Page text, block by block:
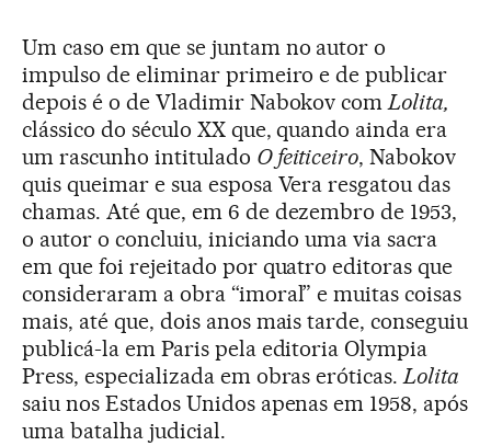
Um caso em que se juntam no autor o
impulso de eliminar primeiro e de publicar
depois é o de Vladimir Nabokov comLolita,
clássico do século XX que, quando ainda era
um rascunho intitulado O feiticeiro, Nabokov
quis queimar e sua esposa Vera resgatou das
chamas. Até que, em 6 de dezembro de 1953,
o autor o concluiu, iniciando uma via sacra
em que foi rejeitado por quatro editoras que
consideraram a obra “imoral” e muitas coisas
mais, até que, dois anos mais tarde, conseguiu
publicá-la em Paris pela editoria Olympia
Press, especializada em obras eróticas.Lolita
saiu nos Estados Unidos apenas em 1958, após
uma batalha judicial.